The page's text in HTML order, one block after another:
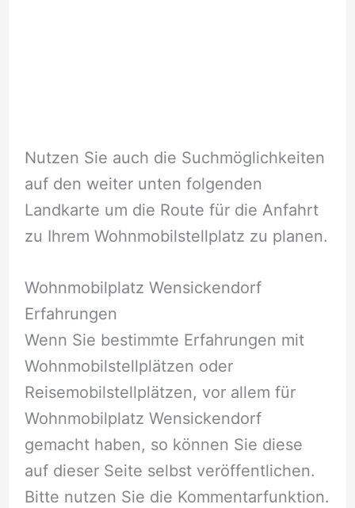
Nutzen Sie auch die Suchmöglichkeiten
auf den weiter unten folgenden
Landkarte um die Route für die Anfahrt
zu Ihrem Wohnmobilstellplatz zu planen.
Wohnmobilplatz Wensickendorf
Erfahrungen
Wenn Sie bestimmte Erfahrungen mit
Wohnmobilstellplätzen oder
Reisemobilstellplätzen, vor allem für
Wohnmobilplatz Wensickendorf
gemacht haben, so können Sie diese
auf dieser Seite selbst veröffentlichen.
Bitte nutzen Sie die Kommentarfunktion.